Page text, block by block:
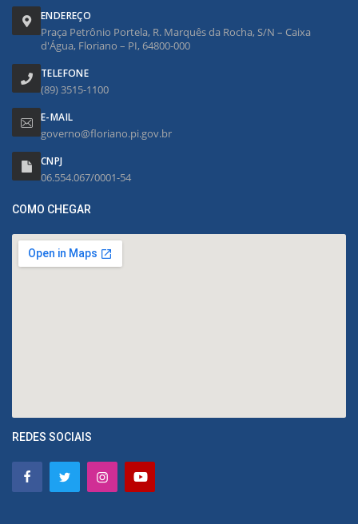
ENDEREÇO
Praça Petrônio Portela, R. Marquês da Rocha, S/N – Caixa
d'Água, Floriano – PI, 64800-000
TELEFONE
(89) 3515-1100
E-MAIL
governo@floriano.pi.gov.br
CNPJ
06.554.067/0001-54
COMO CHEGAR
REDES SOCIAIS